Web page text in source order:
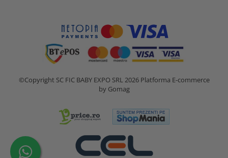
©Copyright SC FIC BABY EXPO SRL 2026 Platforma E-commerce
by Gomag